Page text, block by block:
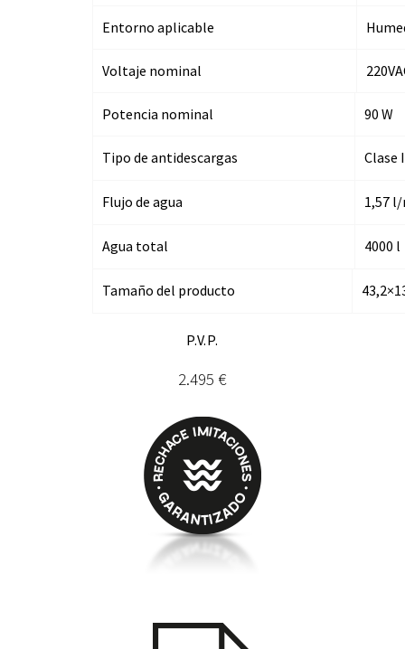
Entorno aplicable
Voltaje nominal
Potencia nominal 90 W
Tipo de antidescargas Clase
Flujo de agua 1,57
Agua total 4000 l
Tamaño del producto
P.V.P.
2.495 €